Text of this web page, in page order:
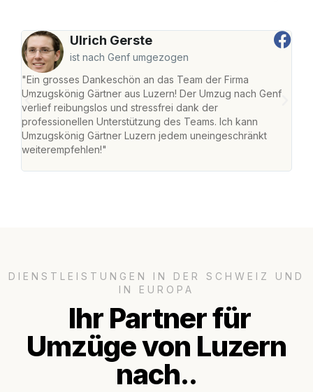
Ulrich Gerste
ist nach Genf umgezogen
"Ein grosses Dankeschön an das Team der Firma
Umzugskönig Gärtner aus Luzern! Der Umzug nach Genf
verlief reibungslos und stressfrei dank der
professionellen Unterstützung des Teams. Ich kann
Umzugskönig Gärtner Luzern jedem uneingeschränkt
weiterempfehlen!"
DIENSTLEISTUNGEN IN DER SCHWEIZ UND
IN EUROPA
Ihr Partner für
Umzüge von Luzern
nach..